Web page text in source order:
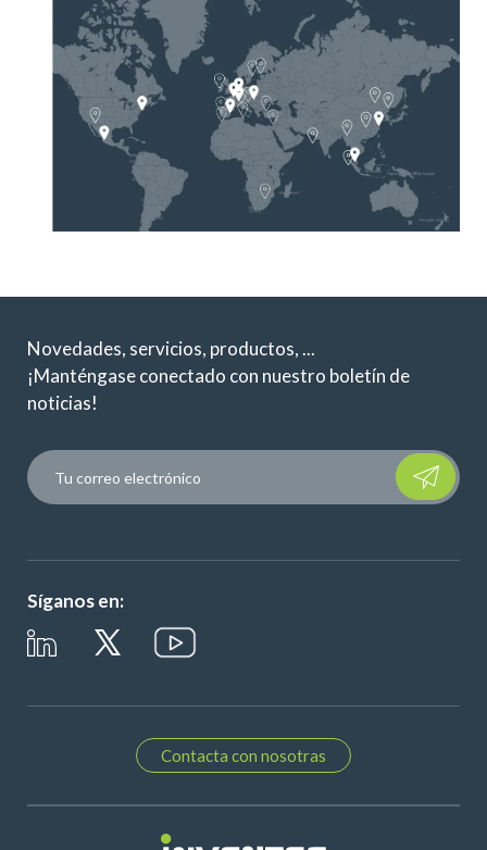
Novedades, servicios, productos, ...
¡Manténgase conectado con nuestro boletín de
noticias!
Please
Síganos en:
Contacta con nosotras